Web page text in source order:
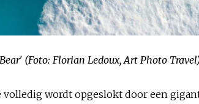
(Foto: Florian Ledoux, Art Photo
wordt opgeslokt door een